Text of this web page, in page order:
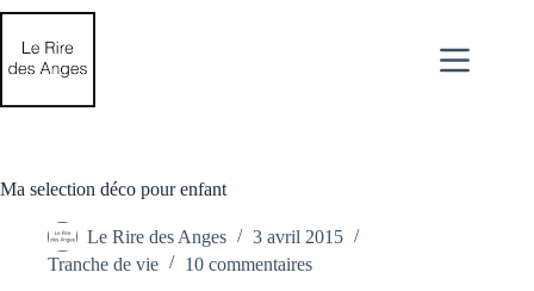
Passer
contenu
Ma selection déco pour enfant
Le Rire des Anges
3 avril 2015
Tranche de vie
10 commentaires